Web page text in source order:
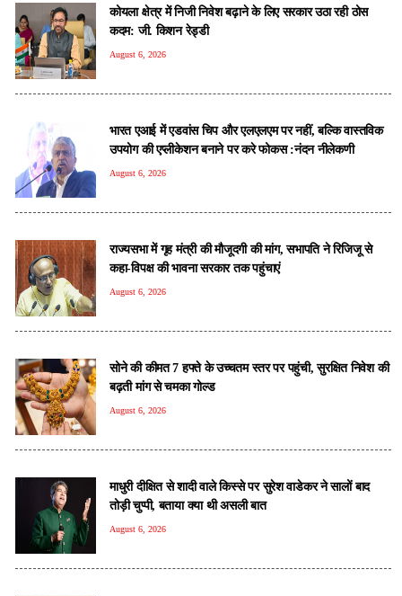
कोयला क्षेत्र में निजी निवेश बढ़ाने के लिए सरकार उठा रही ठोस
कदम: जी. किशन रेड्डी
August 6, 2026
भारत एआई में एडवांस चिप और एलएलएम पर नहीं, बल्कि वास्तविक
उपयोग की एप्लीकेशन बनाने पर करे फोकस :नंदन नीलेकणी
August 6, 2026
राज्यसभा में गृह मंत्री की मौजूदगी की मांग, सभापति ने रिजिजू से
कहा-विपक्ष की भावना सरकार तक पहुंचाएं
August 6, 2026
सोने की कीमत 7 हफ्ते के उच्चतम स्तर पर पहुंची, सुरक्षित निवेश की
बढ़ती मांग से चमका गोल्ड
August 6, 2026
माधुरी दीक्षित से शादी वाले किस्से पर सुरेश वाडेकर ने सालों बाद
तोड़ी चुप्पी, बताया क्या थी असली बात
August 6, 2026